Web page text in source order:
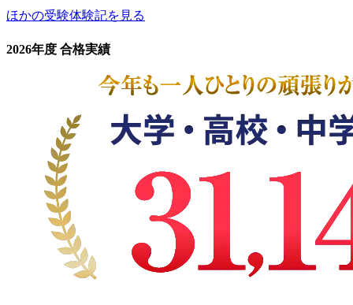
ほかの受験体験記を見る
2026年度 合格実績